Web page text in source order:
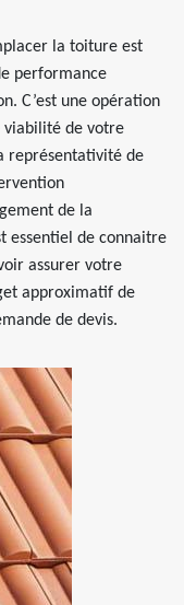
la toiture est
performance
C’est une opération
viabilité de votre
représentativité de
de la
essentiel de connaitre
assurer votre
approximatif de
de devis.